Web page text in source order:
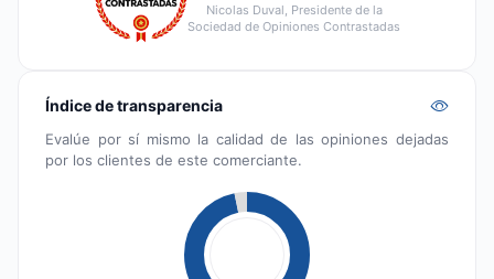
Nicolas Duval, Presidente de la
Sociedad de Opiniones Contrastadas
Índice de transparencia
Evalúe por sí mismo la calidad de las opiniones dejadas
por los clientes de este comerciante.